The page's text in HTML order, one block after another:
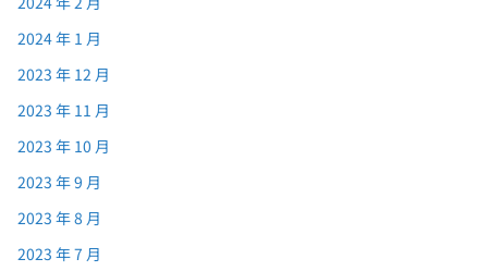
2024 年 1 月
2023 年 12 月
2023 年 11 月
2023 年 10 月
2023 年 9 月
2023 年 8 月
2023 年 7 月